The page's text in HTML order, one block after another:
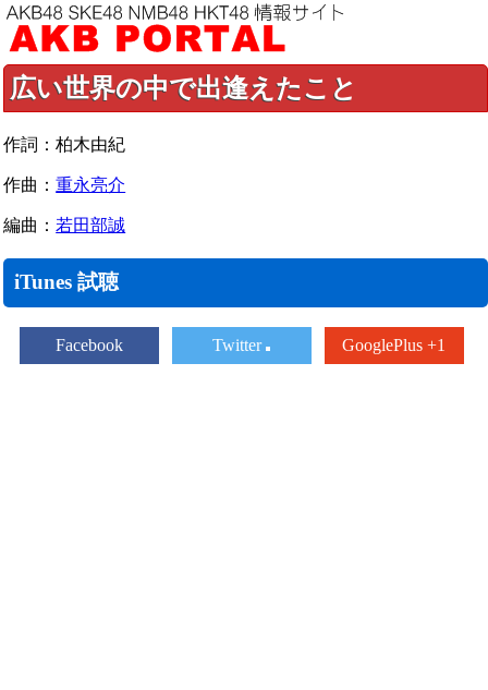
広い世界の中で出逢えたこと
作詞：柏木由紀
作曲：重永亮介
編曲： 若田部誠
iTunes 試聴
Facebook Twitter GooglePlus +1